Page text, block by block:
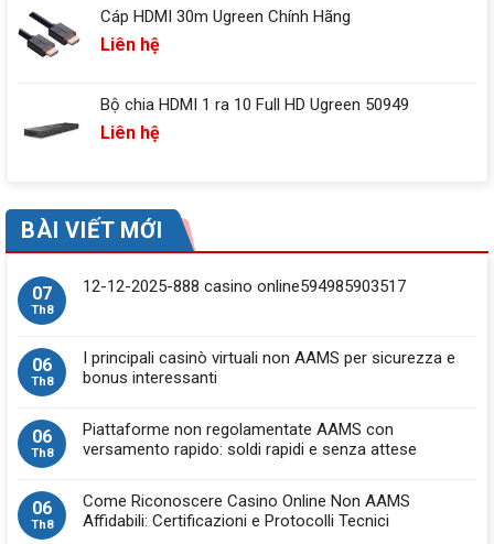
Cáp HDMI 30m Ugreen Chính Hãng
Liên hệ
Bộ chia HDMI 1 ra 10 Full HD Ugreen 50949
Liên hệ
BÀI VIẾT MỚI
07
Th8
12-12-2025-888 casino online594985903517
06
Th8
I principali casinò virtuali non AAMS per sicurezza e
bonus interessanti
06
Th8
Piattaforme non regolamentate AAMS con
versamento rapido: soldi rapidi e senza attese
06
Th8
Come Riconoscere Casino Online Non AAMS
Affidabili: Certificazioni e Protocolli Tecnici